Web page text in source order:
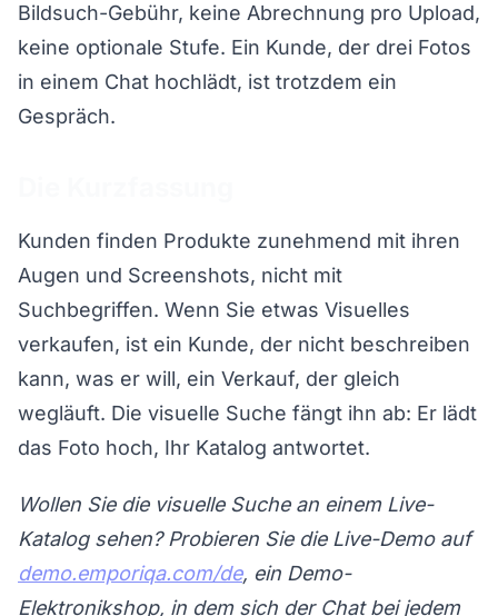
Bildsuch-Gebühr, keine Abrechnung pro Upload,
keine optionale Stufe. Ein Kunde, der drei Fotos
in einem Chat hochlädt, ist trotzdem ein
Gespräch.
Kunden finden Produkte zunehmend mit ihren
Augen und Screenshots, nicht mit
Suchbegriffen. Wenn Sie etwas Visuelles
verkaufen, ist ein Kunde, der nicht beschreiben
kann, was er will, ein Verkauf, der gleich
wegläuft. Die visuelle Suche fängt ihn ab: Er lädt
das Foto hoch, Ihr Katalog antwortet.
Wollen Sie die visuelle Suche an einem Live-
Katalog sehen? Probieren Sie die Live-Demo auf
demo.emporiqa.com/de, ein Demo-
Elektronikshop, in dem sich der Chat bei jedem